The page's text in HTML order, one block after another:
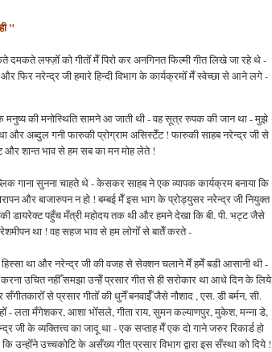
"
दमकते लफ्ज़ोँ को गीतोँ मेँ पिरो कर अनगिनत फिल्मी गीत लिखे जा रहे थे -
फिर नरेन्द्र जी हमारे हिन्दी विभाग के कार्यक्रमोँ मेँ स्वेच्छा से आने लगे -
मनुष्य की मनोस्थिति सामने आ जाती थी - वह सूत्र रुपक की जान था - मुझे
और अब्दुल गनी फारुकी प्रोग्राम असिस्टेँट ! फारुकी साहब नरेन्द्र जी से
और शान्त भाव से हम सब का मन मोह लेते !
सुनना चाहते थे - केसकर साहब ने एक व्यापक कार्यक्रम बनाया कि
और बाजारुपन न हो ! बम्बई मेँ इस भाग के प्रोड्युसर नरेन्द्र जी नियुक्त
डायरेक्ट पहुँच मँत्री महोदय तक थी और हमने देखा कि बी. पी. भट्ट जैसे
था ! वह सहज भाव से हम लोगोँ से बातेँ करते -
था और नरेन्द्र जी की वजह से सेक्शन चलाने मेँ हमेँ बडी आसानी थी -
करना उचित नहीँ समझा उन्हेँ प्रसार गीत से ही सरोकार था आधे दिन के लिये
से प्रसार गीतोँ की धुनेँ बनवाईँ जैसे नौशाद , एस. डी बर्मन, सी.
- लता मँगेशकर, आशा भोँसले, गीता राय, सुमन कल्याणपुर, मुकेश, मन्ना डे,
जी के व्यक्तित्त्व का जादू था - एक सप्ताह मेँ एक दो गाने जरुर रिकार्ड हो
उच्चकोटि के असँख्य गीत प्रसार विभाग द्वारा इस सँस्था को दिये !